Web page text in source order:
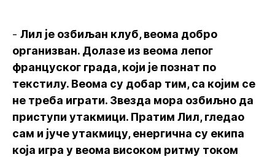
- Лил је озбиљан клуб, веома добро
организван. Долазе из веома лепог
француског града, који је познат по
текстилу. Веома су добар тим, са којим се
не треба играти. Звезда мора озбиљно да
приступи утакмици. Пратим Лил, гледао
сам и јуче утакмицу, енергична су екипа
која игра у веома високом ритму током